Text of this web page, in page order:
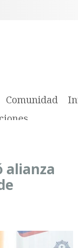
Comunidad
alianza